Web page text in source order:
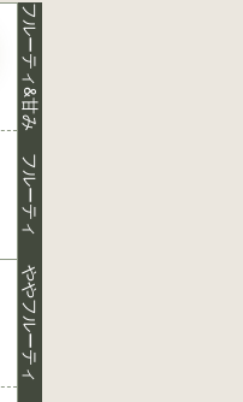
フルーティ&甘み
フルーティ
ややフルーティ